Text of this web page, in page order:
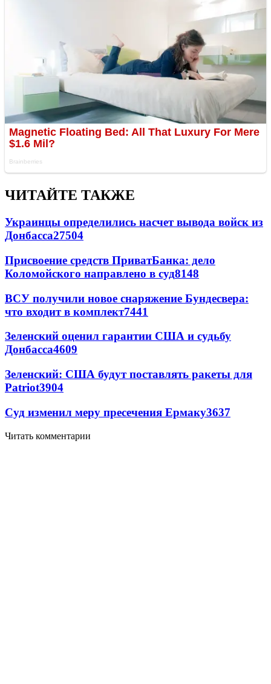
ЧИТАЙТЕ ТАКЖЕ
Украинцы определились насчет вывода войск из
Донбасса27504
Присвоение средств ПриватБанка: дело
Коломойского направлено в суд8148
ВСУ получили новое снаряжение Бундесвера:
что входит в комплект7441
Зеленский оценил гарантии США и судьбу
Донбасса4609
Зеленский: США будут поставлять ракеты для
Patriot3904
Суд изменил меру пресечения Ермаку3637
Читать комментарии